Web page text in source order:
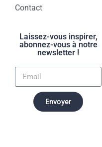
Contact
Laissez-vous inspirer,
abonnez-vous à notre
newsletter !
Envoyer